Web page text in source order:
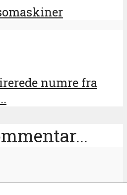
numre fra